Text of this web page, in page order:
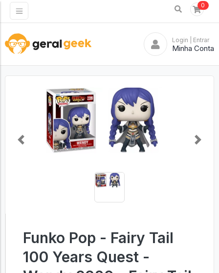
0
Login | Entrar
Minha Conta
Previous Next
Funko Pop - Fairy Tail
100 Years Quest -